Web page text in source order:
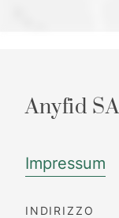
Anyfid SA
Impressum
INDIRIZZO